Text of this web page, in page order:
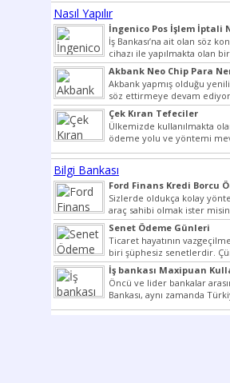
Nasıl Yapılır
İngenico Pos İşlem İptali
İş Bankası’na ait olan söz
cihazı ile yapılmakta olan
Akbank Neo Chip Para
Kullanılır?
Akbank yapmış olduğu
söz ettirmeye devam
potansiyelini arttırmak
Çek Kıran Tefeciler
Ülkemizde kullanılmakta
ödeme yolu ve yöntemi
beraber bunlar...
Bilgi Bankası
Ford Finans Kredi Borcu
Sizlerde oldukça kolay
araç sahibi olmak ister
yazımız ilginizi...
Senet Ödeme Günleri
Ticaret hayatının
biri şüphesiz senetlerdir.
çok kullanılan ödeme
İş bankası Maxipuan
Öncü ve lider bankalar
Bankası, aynı zamanda
Cumhuriyeti’nin ilk milli...